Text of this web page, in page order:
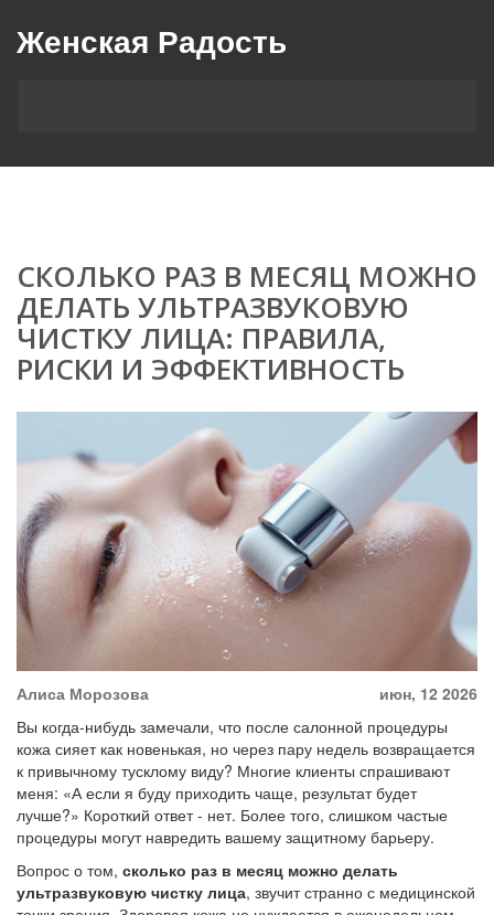
Женская Радость
СКОЛЬКО РАЗ В МЕСЯЦ МОЖНО
ДЕЛАТЬ УЛЬТРАЗВУКОВУЮ
ЧИСТКУ ЛИЦА: ПРАВИЛА,
РИСКИ И ЭФФЕКТИВНОСТЬ
Алиса Морозова
июн, 12 2026
Вы когда-нибудь замечали, что после салонной процедуры
кожа сияет как новенькая, но через пару недель возвращается
к привычному тусклому виду? Многие клиенты спрашивают
меня: «А если я буду приходить чаще, результат будет
лучше?» Короткий ответ - нет. Более того, слишком частые
процедуры могут навредить вашему защитному барьеру.
Вопрос о том, сколько раз в месяц можно делать
ультразвуковую чистку лица, звучит странно с медицинской